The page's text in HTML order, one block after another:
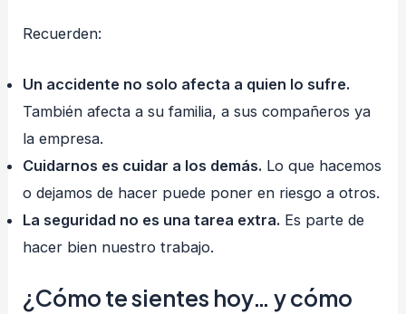
Recuerden:
Un accidente no solo afecta a quien lo sufre.
También afecta a su familia, a sus compañeros ya
la empresa.
Cuidarnos es cuidar a los demás. Lo que hacemos
o dejamos de hacer puede poner en riesgo a otros.
La seguridad no es una tarea extra. Es parte de
hacer bien nuestro trabajo.
¿Cómo te sientes hoy… y cómo